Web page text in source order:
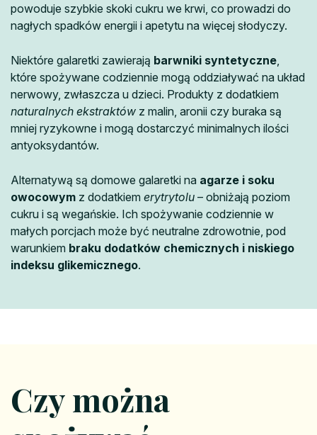
powoduje szybkie skoki cukru we krwi, co prowadzi do
nagłych spadków energii i apetytu na więcej słodyczy.
Niektóre galaretki zawierają barwniki syntetyczne
które spożywane codziennie mogą oddziaływać na układ
nerwowy, zwłaszcza u dzieci. Produkty z dodatkiem
naturalnych ekstraktów z malin, aronii czy buraka są
mniej ryzykowne i mogą dostarczyć minimalnych ilości
antyoksydantów.
Alternatywą są domowe galaretki na agarze i soku
owocowym z dodatkiem erytrytolu – obniżają poziom
cukru i są wegańskie. Ich spożywanie codziennie w
małych porcjach może być neutralne zdrowotnie, pod
warunkiem braku dodatków chemicznych i niskiego
indeksu glikemicznego.
Czy można